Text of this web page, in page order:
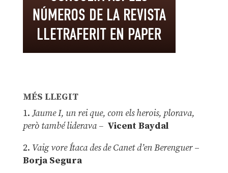
MÉS LLEGIT
1.Jaume I, un rei que, com els herois, plorava,
però també liderava – Vicent Baydal
2. Vaig vore Ítaca des de Canet d’en Berenguer–
Borja Segura